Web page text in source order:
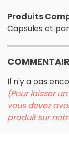
Produits
Capsules et
Il n'y a pas
(Pour laisser
vous devez
produit sur